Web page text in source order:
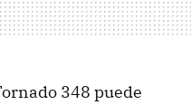
348 puede